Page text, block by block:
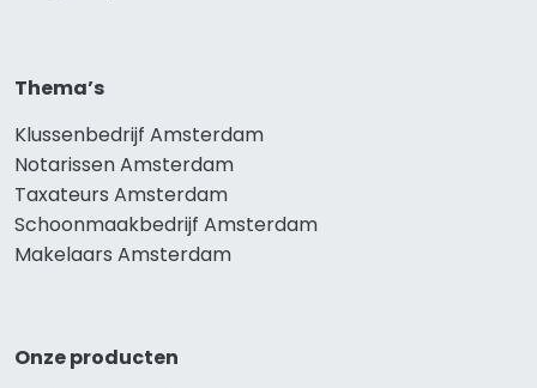
Thema’s
Klussenbedrijf Amsterdam
Notarissen Amsterdam
Taxateurs Amsterdam
Schoonmaakbedrijf Amsterdam
Makelaars Amsterdam
Onze producten